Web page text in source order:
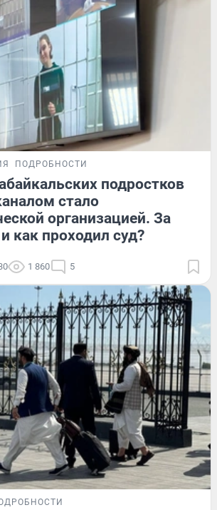
ПОДРОБНОСТИ
подростков
стало
организацией. За
как проходил суд?
1 860 5